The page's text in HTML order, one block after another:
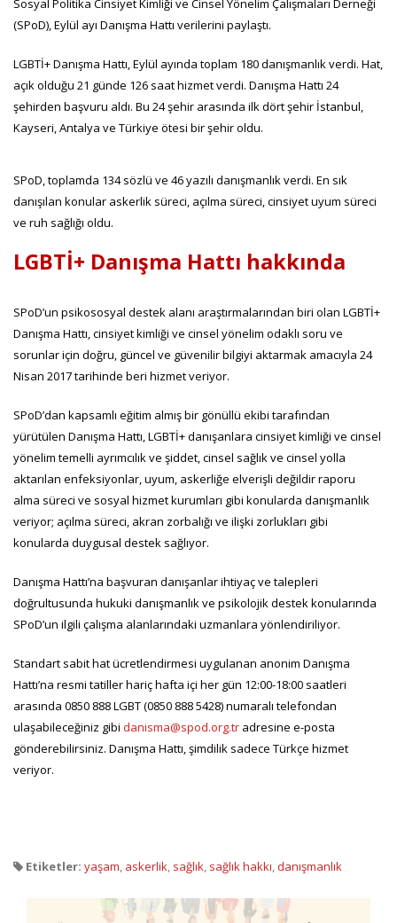
Sosyal Politika Cinsiyet Kimliği ve Cinsel Yönelim Çalışmaları Derneği
(SPoD), Eylül ayı Danışma Hattı verilerini paylaştı.
LGBTİ+ Danışma Hattı, Eylül ayında toplam 180 danışmanlık verdi. Hat,
açık olduğu 21 günde 126 saat hizmet verdi. Danışma Hattı 24
şehirden başvuru aldı. Bu 24 şehir arasında ilk dört şehir İstanbul,
Kayseri, Antalya ve Türkiye ötesi bir şehir oldu.
SPoD, toplamda 134 sözlü ve 46 yazılı danışmanlık verdi. En sık
danışılan konular askerlik süreci, açılma süreci, cinsiyet uyum süreci
ve ruh sağlığı oldu.
LGBTİ+ Danışma Hattı hakkında
SPoD’un psikososyal destek alanı araştırmalarından biri olan LGBTİ+
Danışma Hattı, cinsiyet kimliği ve cinsel yönelim odaklı soru ve
sorunlar için doğru, güncel ve güvenilir bilgiyi aktarmak amacıyla 24
Nisan 2017 tarihinde beri hizmet veriyor.
SPoD’dan kapsamlı eğitim almış bir gönüllü ekibi tarafından
yürütülen Danışma Hattı, LGBTİ+ danışanlara cinsiyet kimliği ve cinsel
yönelim temelli ayrımcılık ve şiddet, cinsel sağlık ve cinsel yolla
aktarılan enfeksiyonlar, uyum, askerliğe elverişli değildir raporu
alma süreci ve sosyal hizmet kurumları gibi konularda danışmanlık
veriyor; açılma süreci, akran zorbalığı ve ilişki zorlukları gibi
konularda duygusal destek sağlıyor.
Danışma Hattı’na başvuran danışanlar ihtiyaç ve talepleri
doğrultusunda hukuki danışmanlık ve psikolojik destek konularında
SPoD’un ilgili çalışma alanlarındaki uzmanlara yönlendiriliyor.
Standart sabit hat ücretlendirmesi uygulanan anonim Danışma
Hattı’na resmi tatiller hariç hafta içi her gün 12:00-18:00 saatleri
arasında 0850 888 LGBT (0850 888 5428) numaralı telefondan
ulaşabileceğiniz gibi danisma@spod.org.tr adresine e-posta
gönderebilirsiniz. Danışma Hattı, şimdilik sadece Türkçe hizmet
veriyor.
Etiketler: yaşam, askerlik, sağlık, sağlık hakkı,danışmanlık